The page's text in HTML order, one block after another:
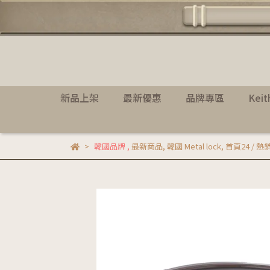
新品上架 最新優惠 品牌專區
韓國品牌, 最新商品, 韓國 Metal lock, 首頁24 / 熱